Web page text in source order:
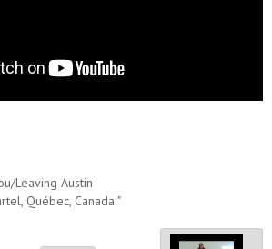
Leaving Austin
Québec, Canada "